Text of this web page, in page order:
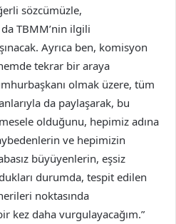
sözcümüzle,
TBMM’nin ilgili
Ayrıca ben, komisyon
tekrar bir araya
olmak üzere, tüm
da paylaşarak, bu
olduğunu, hepimiz adına
ve hepimizin
büyüyenlerin, eşsiz
durumda, tespit edilen
noktasında
kez daha vurgulayacağım.”